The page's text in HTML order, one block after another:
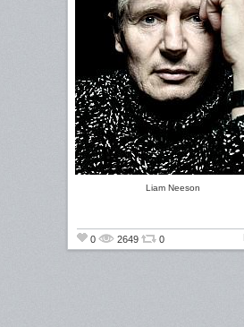
Liam Neeson
0 2649 0